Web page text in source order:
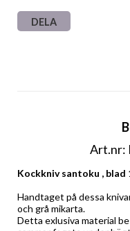
DELA
Art.nr:
Kockkniv santoku , blad
Handtaget på dessa
och grå mikarta.
Detta exlusiva material